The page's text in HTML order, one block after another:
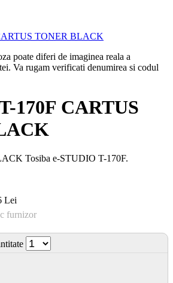
poate diferi de imaginea reala a
Va rugam verificati denumirea si codul
170F CARTUS
Tosiba e-STUDIO T-170F.
Lei
furnizor